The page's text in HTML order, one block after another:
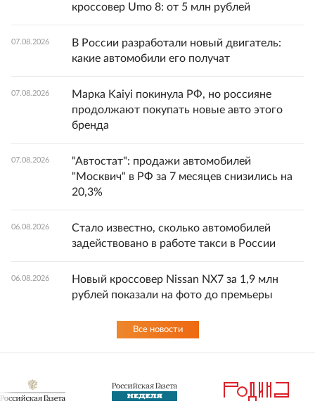
кроссовер Umo 8: от 5 млн рублей
07.08.2026
В России разработали новый двигатель:
какие автомобили его получат
07.08.2026
Марка Kaiyi покинула РФ, но россияне
продолжают покупать новые авто этого
бренда
07.08.2026
"Автостат": продажи автомобилей
"Москвич" в РФ за 7 месяцев снизились на
20,3%
06.08.2026
Стало известно, сколько автомобилей
задействовано в работе такси в России
06.08.2026
Новый кроссовер Nissan NX7 за 1,9 млн
рублей показали на фото до премьеры
Все новости